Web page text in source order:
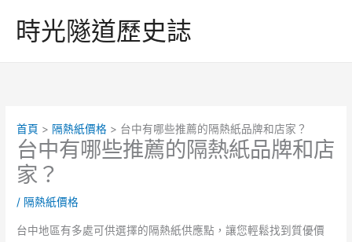
時光隧道歷史誌
首頁 隔熱紙價格 台中有哪些推薦的隔熱紙品牌和店家？
台中有哪些推薦的隔熱紙品牌和店
家？
/ 隔熱紙價格
台中地區有多處可供選擇的隔熱紙供應點，讓您輕鬆找到質優價